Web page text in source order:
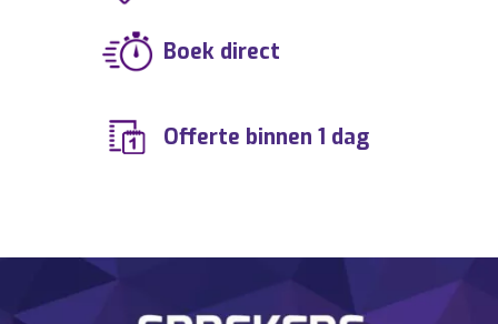
Boek direct
Offerte binnen 1 dag